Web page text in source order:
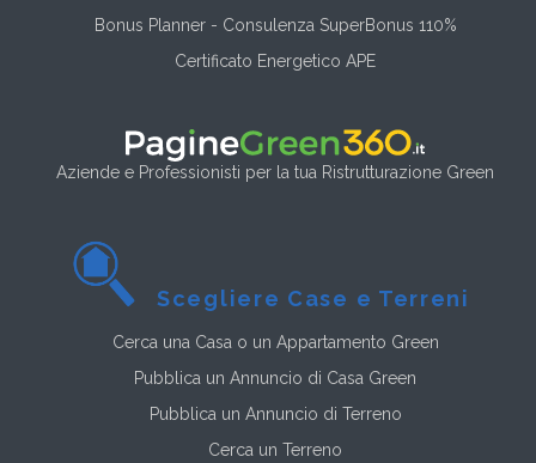
Bonus Planner - Consulenza SuperBonus 110%
Certificato Energetico APE
Aziende e Professionisti per la tua Ristrutturazione Green
Scegliere Case e Terreni
Cerca una Casa o un Appartamento Green
Pubblica un Annuncio di Casa Green
Pubblica un Annuncio di Terreno
Cerca un Terreno